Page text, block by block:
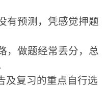
有预测，凭感觉押题
，做题经常丢分，总
及复习的重点自行选